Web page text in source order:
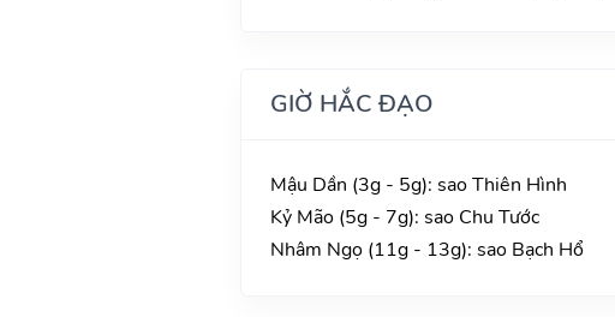
GIỜ HẮC ĐẠO
Mậu Dần (3g - 5g): sao Thiên Hình
Kỷ Mão (5g - 7g): sao Chu Tước
Nhâm Ngọ (11g - 13g): sao Bạch Hổ